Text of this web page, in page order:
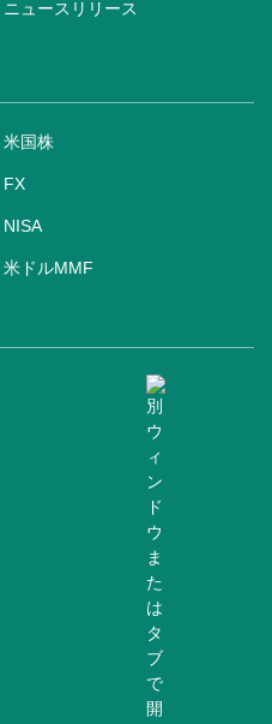
ニュースリリース
米国株
FX
NISA
米ドルMMF